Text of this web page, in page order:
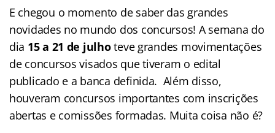
E chegou o momento de saber das grandes
novidades no mundo dos concursos! A semana do
dia 15 a 21 de julhoteve grandes movimentações
de concursos visados que tiveram o edital
publicado e a banca definida. Além disso,
houveram concursos importantes com inscrições
abertas e comissões formadas. Muita coisa não é?